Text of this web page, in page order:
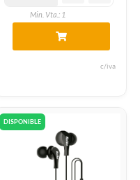
Min. Vta.: 1
c/iva
DISPONIBLE